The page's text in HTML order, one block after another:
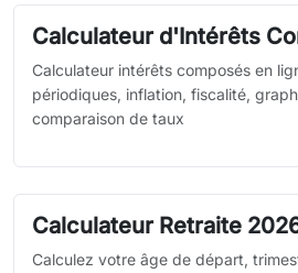
Calculateur d'Intérêts
Calculateur intérêts composés en
périodiques, inflation, fiscalité,
comparaison de taux
Calculateur Retraite
Calculez votre âge de départ,